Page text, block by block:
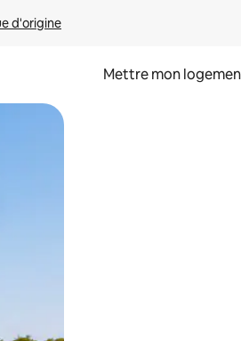
d'origine
Mettre mon